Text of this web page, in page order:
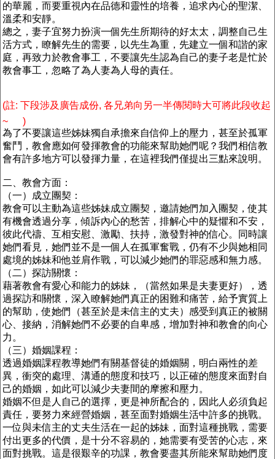
的華麗，而要重視內在品德和靈性的培養，追求內心的聖潔、
溫柔和安靜。
總之，妻子宜努力扮演一個先生所期待的好太太，調整自己生
活方式，瞭解先生的需要，以先生為重，先建立一個和諧的家
庭，再致力於教會事工，不要讓先生認為自己的妻子老是忙於
教會事工，忽略了為人妻為人母的責任。
(註: 下段涉及廣告成份, 各兄弟向另一半傳閱時大可將此段收起
~
)
為了不要讓這些姊妹獨自承擔來自信仰上的壓力，甚至於孤軍
奮鬥，教會應如何發揮教會的功能來幫助她們呢？我們相信教
會有許多地方可以發揮力量，在這裡我們僅提出三點來說明。
二、教會方面：
（一）成立團契：
教會可以主動為這些姊妹成立團契，邀請她們加入團契，使其
有機會透過分享，傾訴內心的愁苦，排解心中的疑懼和不安，
彼此代禱、互相安慰、激勵、扶持，激發對神的信心。同時讓
她們看見，她們並不是一個人在孤軍奮戰，仍有不少與她相同
處境的姊妹和他並肩作戰，可以減少她們的罪惡感和無力感。
（二）探訪關懷：
藉著教會有愛心和能力的姊妹，（當然如果是夫妻更好），透
過探訪和關懷，深入瞭解她們真正的困難和痛苦，給予實質上
的幫助，使她們（甚至於是未信主的丈夫）感受到真正的被關
心、接納，消解她們不必要的自卑感，增加對神和教會的向心
力。
（三）婚姻課程：
透過婚姻課程教導她們有關基督徒的婚姻關，明白兩性的差
異，衝突的處理、溝通的態度和技巧，以正確的態度來面對自
己的婚姻，如此可以減少夫妻間的摩擦和壓力。
婚姻不但是人自己的選擇，更是神所配合的，因此人必須負起
責任，要努力來經營婚姻，甚至面對婚姻生活中許多的挑戰。
一位與未信主的丈夫生活在一起的姊妹，面對這種挑戰，需要
付出更多的代價，是十分不容易的，她需要有受苦的心志，來
面對挑戰。這是很艱辛的功課，教會要盡其所能來幫助她們度